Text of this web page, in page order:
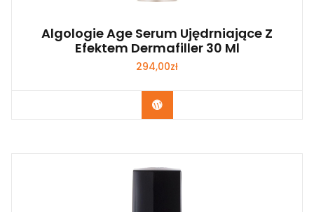
Algologie Age Serum Ujędrniające Z
Efektem Dermafiller 30 Ml
294,00zł
Zobacz